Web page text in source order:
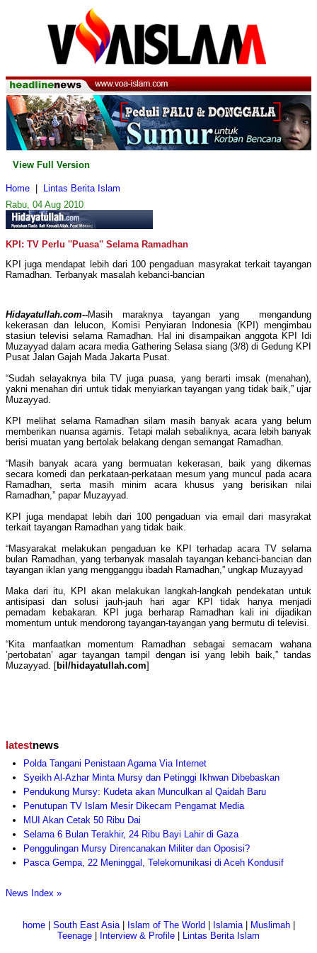
View Full Version
Home
Lintas Berita Islam
Rabu, 04 Aug 2010
KPI: TV Perlu ''Puasa'' Selama Ramadhan
KPI juga mendapat lebih dari 100 pengaduan masyrakat terkait tayangan
Ramadhan. Terbanyak masalah kebanci-bancian
Hidayatullah.com--Masih maraknya tayangan yang mengandung
kekerasan dan lelucon, Komisi Penyiaran Indonesia (KPI) mengimbau
stasiun televisi selama Ramadhan. Hal ini disampaikan anggota KPI Idi
Muzayyad dalam acara media Gathering Selasa siang (3/8) di Gedung KPI
Pusat Jalan Gajah Mada Jakarta Pusat.
“Sudah selayaknya bila TV juga puasa, yang berarti imsak (menahan),
yakni menahan diri untuk tidak menyiarkan tayangan yang tidak baik,” ujar
Muzayyad.
KPI melihat selama Ramadhan silam masih banyak acara yang belum
memberikan nuansa agamis. Tetapi malah sebaliknya, acara lebih banyak
berisi muatan yang bertolak belakang dengan semangat Ramadhan.
“Masih banyak acara yang bermuatan kekerasan, baik yang dikemas
secara komedi dan perkataan-perkataan mesum yang muncul pada acara
Ramadhan, serta masih minim acara khusus yang berisikan nilai
Ramadhan,” papar Muzayyad.
KPI juga mendapat lebih dari 100 pengaduan via email dari masyrakat
terkait tayangan Ramadhan yang tidak baik.
“Masyarakat melakukan pengaduan ke KPI terhadap acara TV selama
bulan Ramadhan, yang terbanyak masalah tayangan kebanci-bancian dan
tayangan iklan yang mengganggu ibadah Ramadhan,” ungkap Muzayyad
Maka dari itu, KPI akan melakukan langkah-langkah pendekatan untuk
antisipasi dan solusi jauh-jauh hari agar KPI tidak hanya menjadi
pemadam kebakaran. KPI juga berharap Ramadhan kali ini dijadikan
momentum untuk mendorong tayangan-tayangan yang bermutu di televisi.
“Kita manfaatkan momentum Ramadhan sebagai semacam wahana
’pertobatan’ agar tayangan tampil dengan isi yang lebih baik,” tandas
Muzayyad. [bil/hidayatullah.com]
latestnews
Polda Tangani Penistaan Agama Via Internet
Syeikh Al-Azhar Minta Mursy dan Petinggi Ikhwan Dibebaskan
Pendukung Mursy: Kudeta akan Munculkan al Qaidah Baru
Penutupan TV Islam Mesir Dikecam Pengamat Media
MUI Akan Cetak 50 Ribu Dai
Selama 6 Bulan Terakhir, 24 Ribu Bayi Lahir di Gaza
Penggulingan Mursy Direncanakan Militer dan Oposisi?
Pasca Gempa, 22 Meninggal, Telekomunikasi di Aceh Kondusif
News Index »
home| South East Asia| Islam of The World Islamia| Muslimah|
Teenage
Interview & Profile Lintas Berita Islam